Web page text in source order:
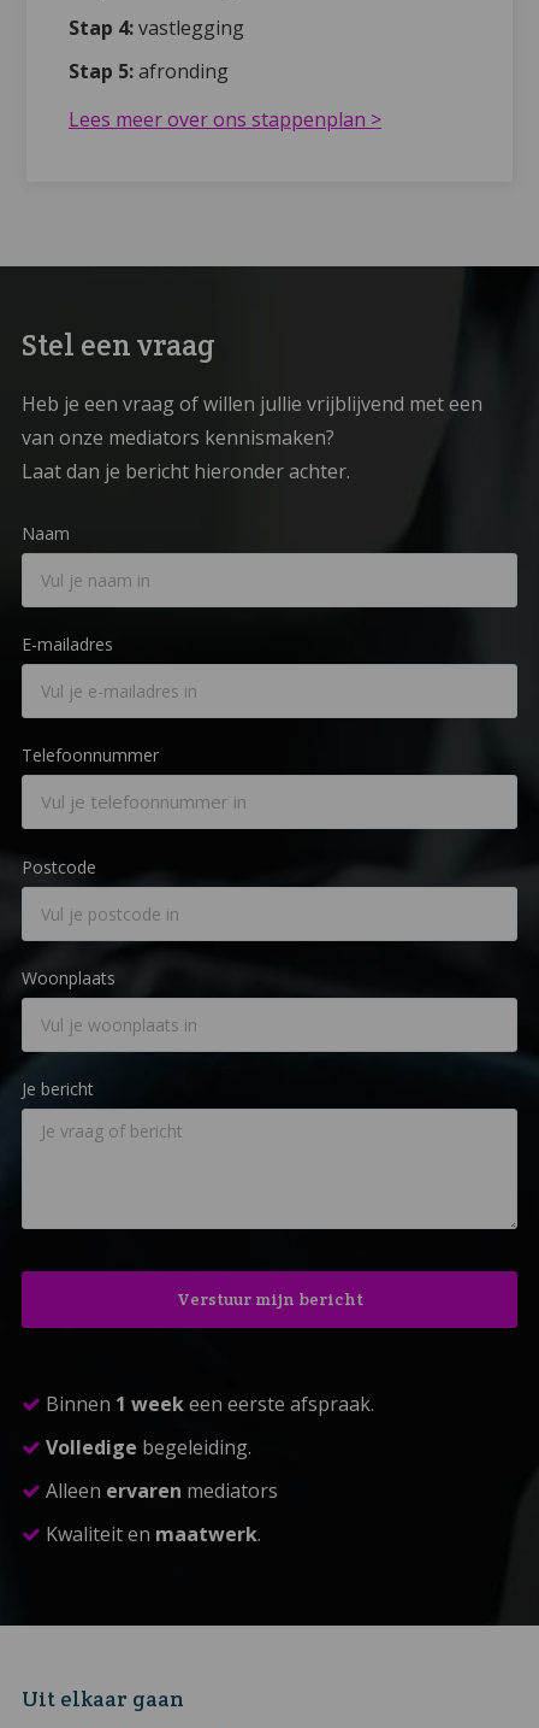
Stap 4:vastlegging
Stap 5:afronding
Lees meer over ons stappenplan >
Stel een vraag
Heb je een vraag of willen jullie vrijblijvend met een
van onze mediators kennismaken?
Laat dan je bericht hieronder achter.
Naam
E-mailadres
Telefoonnummer
Postcode
Woonplaats
Je bericht
Binnen 1 weekeen eerste afspraak.
Volledige begeleiding.
Alleen ervaren mediators
Kwaliteit en maatwerk.
Uit elkaar gaan